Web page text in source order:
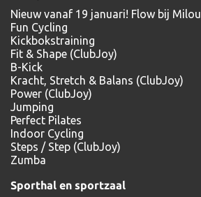
Nieuw vanaf 19 januari! Flow bij Milou
Fun Cycling
Kickbokstraining
Fit & Shape (ClubJoy)
B-Kick
Kracht, Stretch & Balans (ClubJoy)
Power (ClubJoy)
Jumping
Perfect Pilates
Indoor Cycling
Steps / Step (ClubJoy)
Zumba
Sporthal en sportzaal